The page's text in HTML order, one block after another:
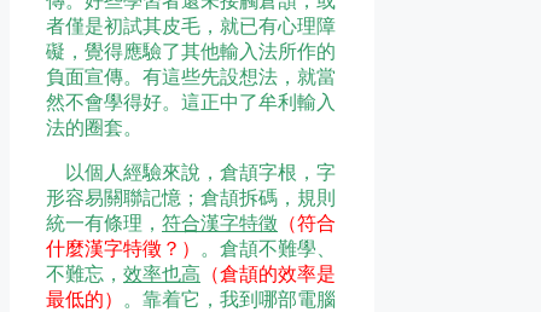
者僅是初試其皮毛，就已有心理障
礙，覺得應驗了其他輸入法所作的
負面宣傳。有這些先設想法，就當
然不會學得好。這正中了牟利輸入
法的圈套。
以個人經驗來說，倉頡字根，字
形容易關聯記憶；倉頡拆碼，規則
統一有條理， 符合漢字特徵 （符合
什麼漢字特徵？）
。倉頡不難學、
不難忘， 效率也高 （倉頡的效率是
最低的）
。靠着它，我到哪部電腦